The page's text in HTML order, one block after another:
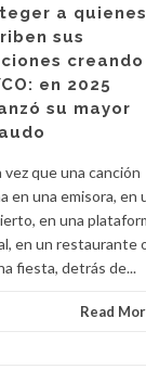
a quienes
sus
creando
en 2025
su mayor
vez que una canción
en una emisora, en
en una
en un restaurante
fiesta, detrás de...
Read